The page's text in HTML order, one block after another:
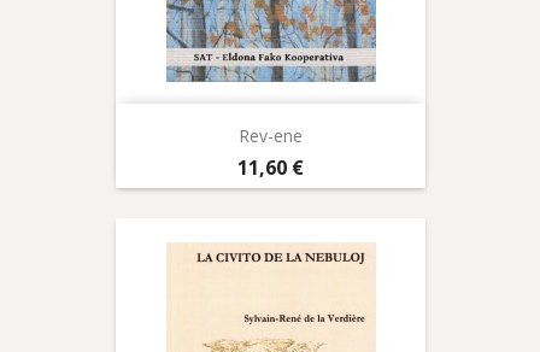
Rev-ene
Prix
11,60 €